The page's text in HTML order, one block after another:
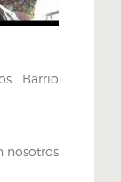
Barrio
nosotros